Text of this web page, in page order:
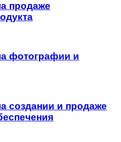
продаже
фотографии и
создании и продаже